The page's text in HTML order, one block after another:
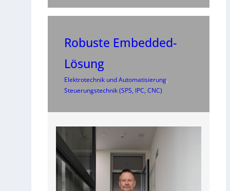
Robuste Embedded-
Lösung
Elektrotechnik und Automatisierung
Steuerungstechnik (SPS, IPC, CNC)